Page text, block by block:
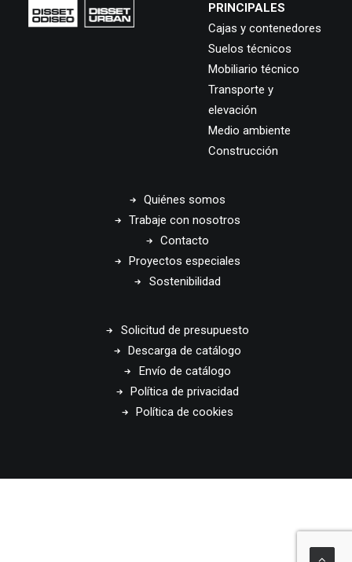
PRINCIPALES
Cajas y contenedores
Suelos técnicos
Mobiliario técnico
Transporte y
elevación
Medio ambiente
Construcción
Quiénes somos
Trabaje con nosotros
Contacto
Proyectos especiales
Sostenibilidad
Solicitud de presupuesto
Descarga de catálogo
Envío de catálogo
Política de privacidad
Política de cookies